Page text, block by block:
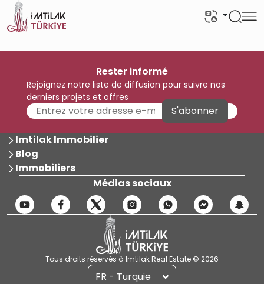
Rester informé
Rejoignez notre liste de diffusion pour suivre nos
derniers projets et offres
S'abonner
Imtilak Immobilier
Blog
Immobiliers
Médias sociaux
Tous droits réservés à Imtilak Real Estate © 2026
FR - Turquie